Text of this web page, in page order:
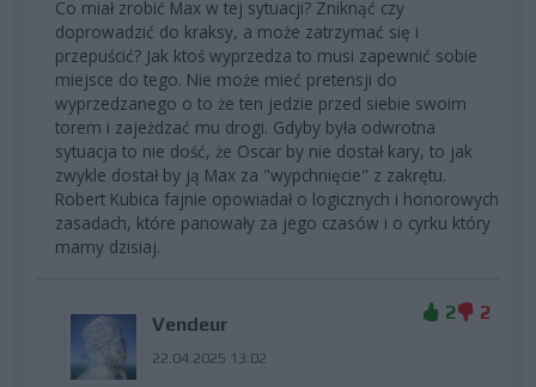
Co miał zrobić Max w tej sytuacji? Zniknąć czy
doprowadzić do kraksy, a może zatrzymać się i
przepuścić? Jak ktoś wyprzedza to musi zapewnić sobie
miejsce do tego. Nie może mieć pretensji do
wyprzedzanego o to że ten jedzie przed siebie swoim
torem i zajeżdzać mu drogi. Gdyby była odwrotna
sytuacja to nie dość, że Oscar by nie dostał kary, to jak
zwykle dostał by ją Max za "wypchnięcie" z zakrętu.
Robert Kubica fajnie opowiadał o logicznych i honorowych
zasadach, które panowały za jego czasów i o cyrku który
mamy dzisiaj.
Vendeur
22.04.2025 13:02
2 2